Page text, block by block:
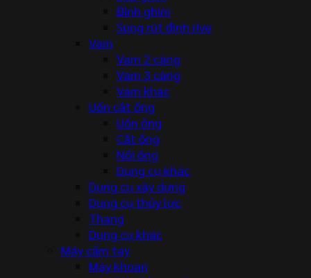
Đinh ghim
Súng rút đinh rive
Vam
Vam 2 càng
Vam 3 càng
Vam khác
Uốn cắt ống
Uốn ống
Cắt ống
Nối ống
Dụng cụ khác
Dụng cụ xây dựng
Dụng cụ thủy lực
Thang
Dụng cụ khác
Máy cầm tay
Máy khoan